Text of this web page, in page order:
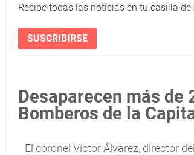
Recibe todas las noticias en tu casilla de
SUSCRIBIRSE
Desaparecen más de
Bomberos de la
El coronel Víctor Álvarez, director